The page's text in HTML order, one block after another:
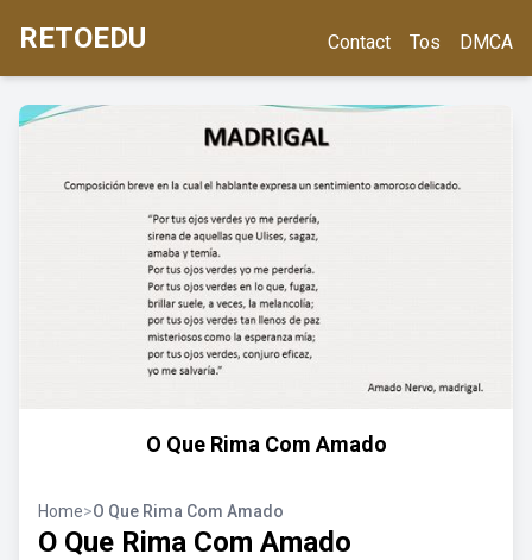
RETOEDU Contact Tos DMCA
O Que Rima Com Amado
Home>O Que Rima Com Amado
O Que Rima Com Amado